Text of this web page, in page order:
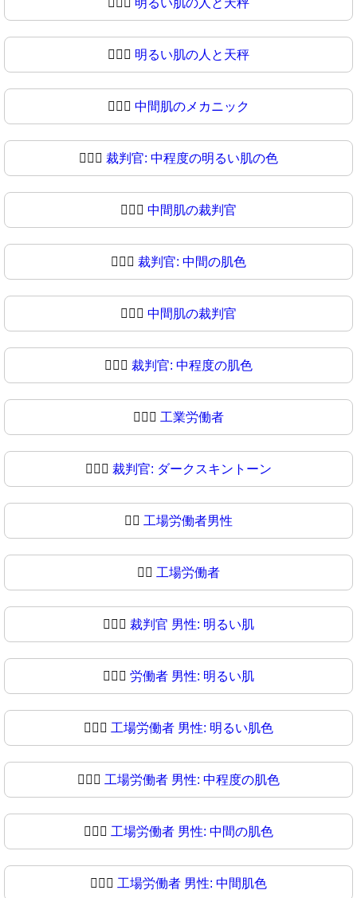
🧑🏻‍⚖ 明るい肌の人と天秤
🧑🏼‍⚖️ 中間肌のメカニック
🧑🏼‍⚖ 裁判官: 中程度の明るい肌の色
🧑🏽‍⚖️ 中間肌の裁判官
🧑🏽‍⚖ 裁判官: 中間の肌色
🧑🏾‍⚖️ 中間肌の裁判官
🧑🏾‍⚖ 裁判官: 中程度の肌色
🧑🏿‍⚖️ 工業労働者
🧑🏿‍⚖ 裁判官: ダークスキントーン
👨‍⚖️ 工場労働者男性
👨‍⚖ 工場労働者
👨🏻‍⚖️ 裁判官 男性: 明るい肌
👨🏻‍⚖ 労働者 男性: 明るい肌
👨🏼‍⚖️ 工場労働者 男性: 明るい肌色
👨🏼‍⚖ 工場労働者 男性: 中程度の肌色
👨🏽‍⚖️ 工場労働者 男性: 中間の肌色
👨🏽‍⚖ 工場労働者 男性: 中間肌色